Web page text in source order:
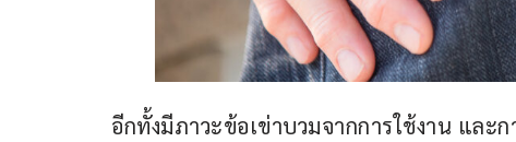
อีกทั้งมีภาวะข้อเข่าบวมจากการใช้งาน และ